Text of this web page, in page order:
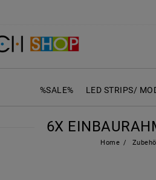
%SALE% LED STRIPS/
6X
Home